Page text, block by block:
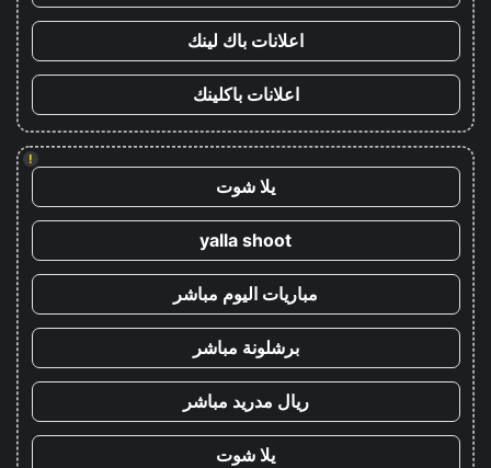
اعلانات باك لينك
اعلانات باكلينك
!
يلا شوت
yalla shoot
مباريات اليوم مباشر
برشلونة مباشر
ريال مدريد مباشر
يلا شوت